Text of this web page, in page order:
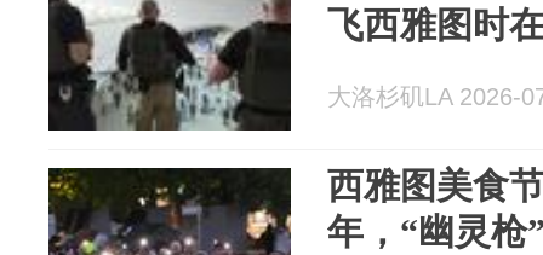
飞西雅图时
大洛杉矶LA 2026-
西雅图美食
年，“幽灵枪